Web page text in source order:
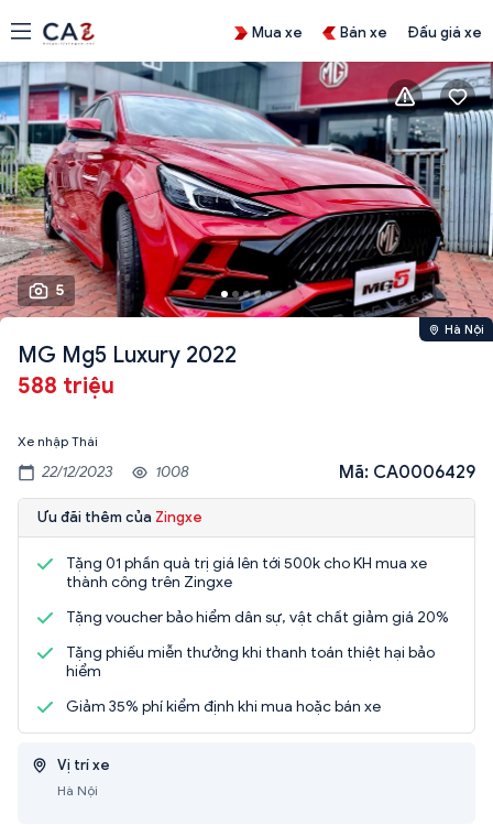
Mua xe Bán xe Đấu giá xe
5
Hà Nội
MG Mg5 Luxury 2022
588 triệu
Xe nhập Thái
22/12/2023 1008 Mã: CA0006429
Ưu đãi thêm của Zingxe
Tặng 01 phần quà trị giá lên tới 500k cho KH mua xe
thành công trên Zingxe
Tặng voucher bảo hiểm dân sự, vật chất giảm giá 20%
Tặng phiếu miễn thưởng khi thanh toán thiệt hại bảo
hiểm
Giảm 35% phí kiểm định khi mua hoặc bán xe
Vị trí xe
Hà Nội